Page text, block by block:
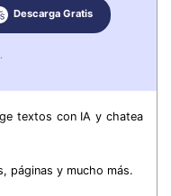
Descarga Gratis
textos con IA y chatea
páginas y mucho más.